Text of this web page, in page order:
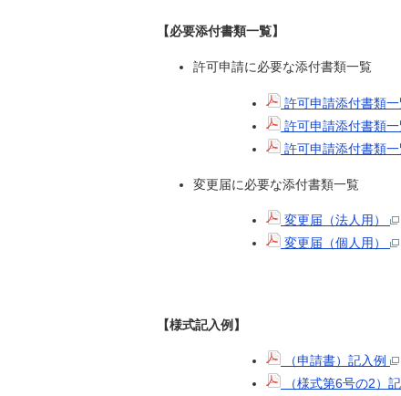
【必要添付書類一覧】
許可申請に必要な添付書類一覧
許可申請添付書類一
許可申請添付書類一
許可申請添付書類一
変更届に必要な添付書類一覧
変更届（法人用）
変更届（個人用）
【様式記入例】
（申請書）記入例
（様式第6号の2）